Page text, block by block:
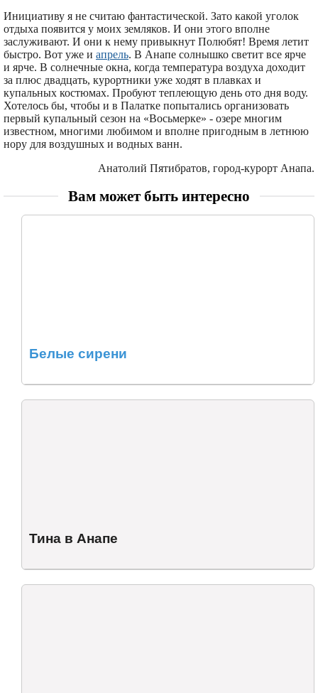
Инициативу я не считаю фантастической. Зато какой уголок
отдыха появится у моих земляков. И они этого вполне
заслуживают. И они к нему привыкнут Полюбят! Время летит
быстро. Вот уже и апрель. В Анапе солнышко светит все ярче
и ярче. В солнечные окна, когда температура воздуха доходит
за плюс двадцать, курортники уже ходят в плавках и
купальных костюмах. Пробуют теплеющую день ото дня воду.
Хотелось бы, чтобы и в Палатке попытались организовать
первый купальный сезон на «Восьмерке» - озере многим
известном, многими любимом и вполне пригодным в летнюю
нору для воздушных и водных ванн.
Анатолий Пятибратов, город-курорт Анапа.
Вам может быть интересно
Белые сирени
Тина в Анапе